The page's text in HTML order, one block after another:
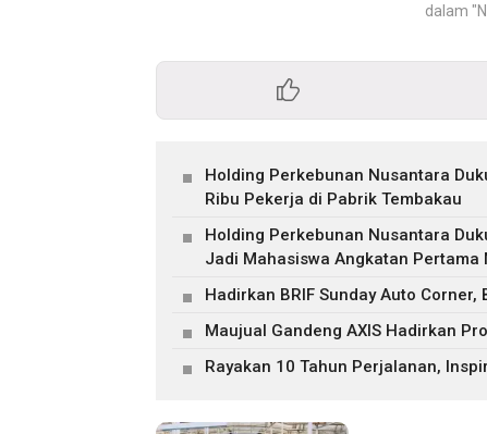
dalam
Holding Perkebunan Nusantara
Ribu Pekerja di Pabrik Tembakau
Holding Perkebunan Nusantara
Jadi Mahasiswa Angkatan Pertama
Hadirkan BRIF Sunday Auto
Maujual Gandeng AXIS Hadirkan
Rayakan 10 Tahun Perjalanan,